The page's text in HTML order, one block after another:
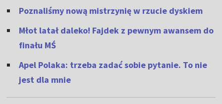
Poznaliśmy nową mistrzynię w rzucie dyskiem
Młot latał daleko! Fajdek z pewnym awansem do
finału MŚ
Apel Polaka: trzeba zadać sobie pytanie. To nie
jest dla mnie